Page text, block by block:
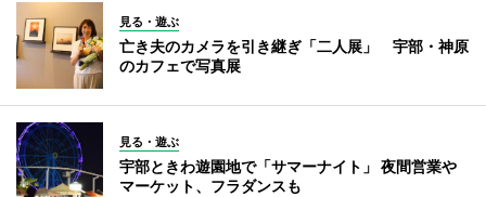
見る・遊ぶ
亡き夫のカメラを引き継ぎ「二人展」 宇部・神原
のカフェで写真展
見る・遊ぶ
宇部ときわ遊園地で「サマーナイト」 夜間営業や
マーケット、フラダンスも